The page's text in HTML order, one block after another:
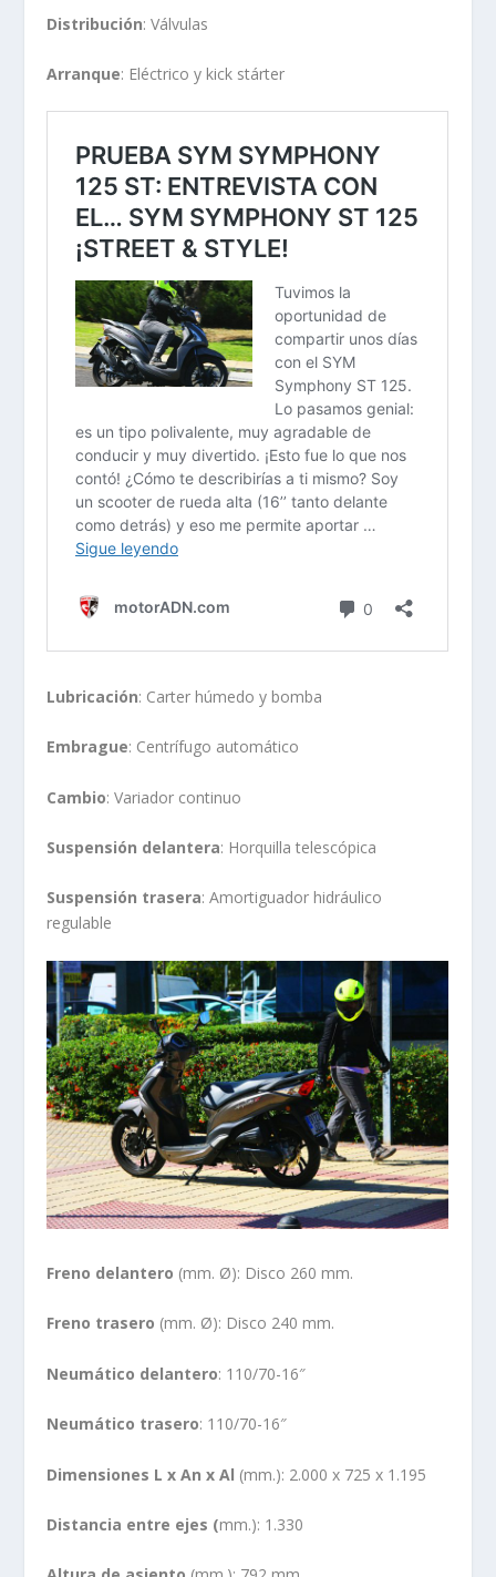
Distribución: Válvulas
Arranque: Eléctrico y kick stárter
Lubricación: Carter húmedo y bomba
Embrague: Centrífugo automático
Cambio: Variador continuo
Suspensión delantera: Horquilla telescópica
Suspensión trasera: Amortiguador hidráulico
regulable
Freno delantero (mm. Ø): Disco 260 mm.
Freno trasero (mm. Ø): Disco 240 mm.
Neumático delantero: 110/70-16″
Neumático trasero: 110/70-16″
Dimensiones L x An x Al (mm.): 2.000 x 725 x 1.195
Distancia entre ejes (mm.): 1.330